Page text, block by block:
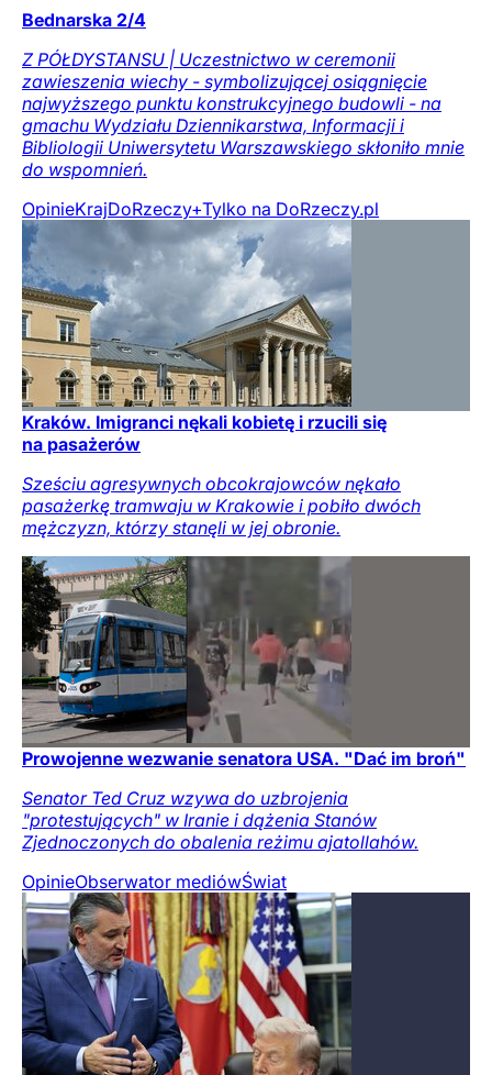
Bednarska 2/4
Z PÓŁDYSTANSU | Uczestnictwo w ceremonii
zawieszenia wiechy - symbolizującej osiągnięcie
najwyższego punktu konstrukcyjnego budowli - na
gmachu Wydziału Dziennikarstwa, Informacji i
Bibliologii Uniwersytetu Warszawskiego skłoniło mnie
do wspomnień.
OpinieKrajDoRzeczy+Tylko na DoRzeczy.pl
Kraków. Imigranci nękali kobietę i rzucili się
na pasażerów
Sześciu agresywnych obcokrajowców nękało
pasażerkę tramwaju w Krakowie i pobiło dwóch
mężczyzn, którzy stanęli w jej obronie.
Prowojenne wezwanie senatora USA. "Dać im broń"
Senator Ted Cruz wzywa do uzbrojenia
"protestujących" w Iranie i dążenia Stanów
Zjednoczonych do obalenia reżimu ajatollahów.
OpinieObserwator mediówŚwiat